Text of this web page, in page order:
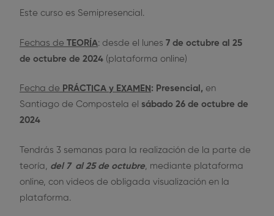
Se admite la prueba de Acceso a Grado
aprobada.
Este curso es Semipresencial.
Fechas de TEORÍA: desde el lunes 7 de octubre al 25
de octubre de 2024 (plataforma online)
Fecha de PRÁCTICA y EXAMEN : Presencial, en
Santiago de Compostela el sábado 26 de octubre de
2024
Tendrás 3 semanas para la realización de la parte de
teoría, del 7 al 25 de octubre , mediante plataforma
online, con videos de obligada visualización en la
plataforma.